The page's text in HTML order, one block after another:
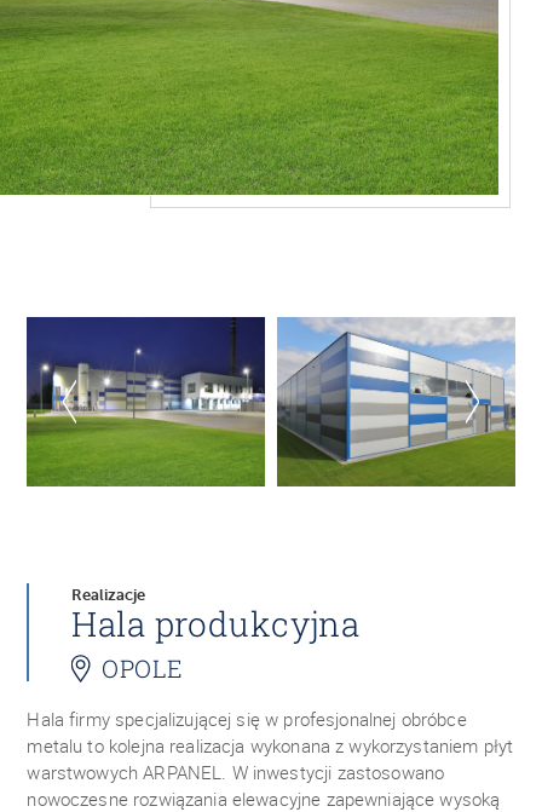
Realizacje
Hala produkcyjna
OPOLE
Hala firmy specjalizującej się w profesjonalnej obróbce
metalu to kolejna realizacja wykonana z wykorzystaniem płyt
warstwowych ARPANEL. W inwestycji zastosowano
nowoczesne rozwiązania elewacyjne zapewniające wysoką